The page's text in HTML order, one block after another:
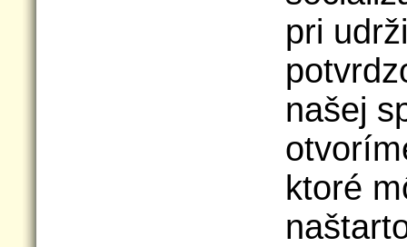
pri
našej
ktoré